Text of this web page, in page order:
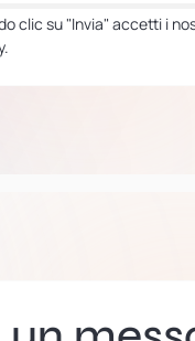
clic su "Invia" accetti i